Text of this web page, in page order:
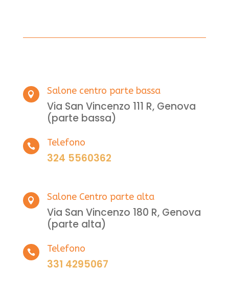
 Salone centro parte bassa
Via San Vincenzo 111 R, Genova
(parte bassa)
 Telefono
324 5560362
 Salone Centro parte alta
Via San Vincenzo 180 R, Genova
(parte alta)
 Telefono
331 4295067